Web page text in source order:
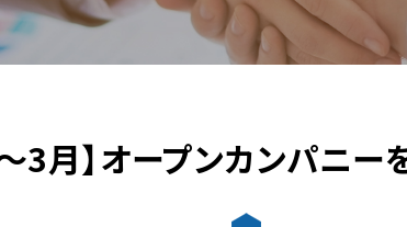
3月】オープンカンパニー